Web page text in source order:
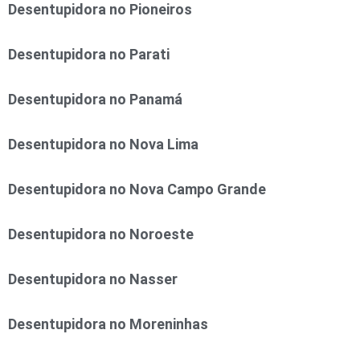
Desentupidora no Pioneiros
Desentupidora no Parati
Desentupidora no Panamá
Desentupidora no Nova Lima
Desentupidora no Nova Campo Grande
Desentupidora no Noroeste
Desentupidora no Nasser
Desentupidora no Moreninhas